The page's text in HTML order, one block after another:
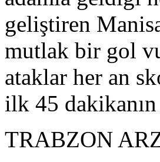
geliştiren
mutlak bir gol
ataklar her an
ilk 45 dakikanın
TRABZON